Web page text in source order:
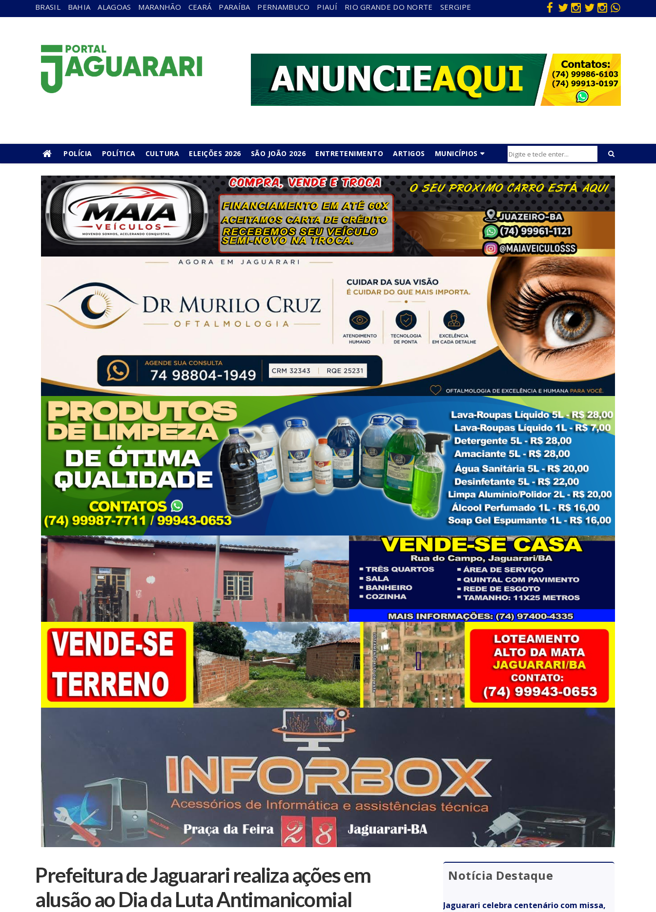
BRASIL BAHIA ALAGOAS MARANHÃO CEARÁ PARAÍBA PERNAMBUCO PIAUÍ RIO GRANDE DO NORTE SERGIPE
POLÍCIA POLÍTICA CULTURA ELEIÇÕES 2026 SÃO JOÃO 2026 ENTRETENIMENTO ARTIGOS MUNICÍPIOS
Prefeitura de Jaguarari realiza ações em
alusão ao Dia da Luta Antimanicomial
Notícia Destaque
Jaguarari celebra centenário com missa,